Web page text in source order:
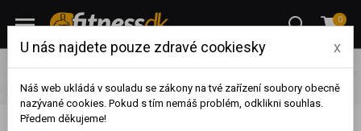
0
Aleš Lamka Výživa - Aleš Lamka
TITANUS Bramborové
vločky 500g 1+1
U nás najdete pouze zdravé cookiesky x
Náš web ukládá v souladu se zákony na tvé zařízení soubory obecně
nazývané cookies. Pokud s tím nemáš problém, odklikni souhlas.
Předem děkujeme!